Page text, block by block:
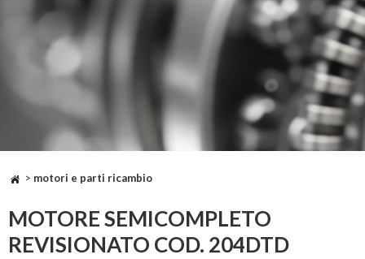
> motori e parti ricambio
MOTORE SEMICOMPLETO
REVISIONATO COD. 204DTD